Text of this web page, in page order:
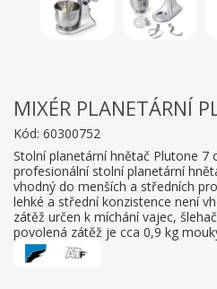
MIXÉR PLANETÁRNÍ
Kód: 60300752
Stolní planetární hnětač Plutone 7
profesionální stolní planetární
vhodný do menších a středních
lehké a střední konzistence není
zátěž určen k míchání vajec,
povolená zátěž je cca 0,9 kg